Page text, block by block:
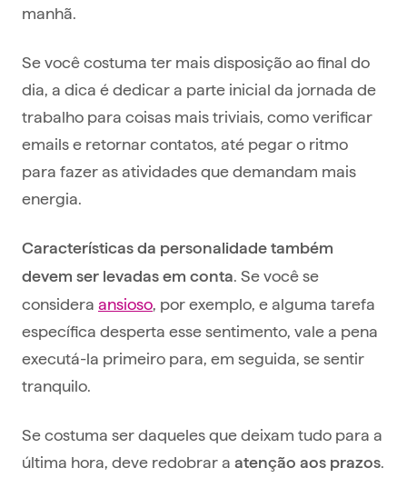
manhã.
Se você costuma ter mais disposição ao final do
dia, a dica é dedicar a parte inicial da jornada de
trabalho para coisas mais triviais, como verificar
emails e retornar contatos, até pegar o ritmo
para fazer as atividades que demandam mais
energia.
Características da personalidade também
devem ser levadas em conta. Se você se
considera ansioso, por exemplo, e alguma tarefa
específica desperta esse sentimento, vale a pena
executá-la primeiro para, em seguida, se sentir
tranquilo.
Se costuma ser daqueles que deixam tudo para a
última hora, deve redobrar a atenção aos prazos.